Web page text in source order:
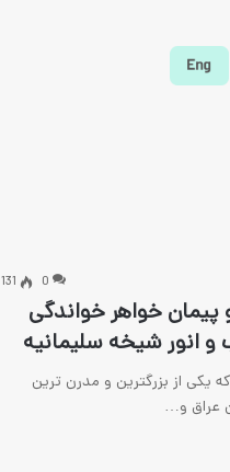
0
131
خواهر خواندگی
و انور شیخه سلیمانیه
یکی از بزرگترین و مدرن ترین
عراق و…